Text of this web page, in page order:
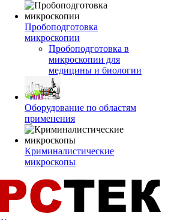
Пробоподготовка
микроскопии
Пробоподготовка в
микроскопии для
медицины и биологии
Оборудование по областям
применения
Криминалистические
микроскопы